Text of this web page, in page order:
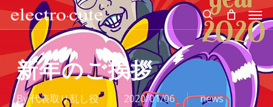
Skip
content
search
新年のご挨拶
By代表取り乱し役 2020/01/06 news